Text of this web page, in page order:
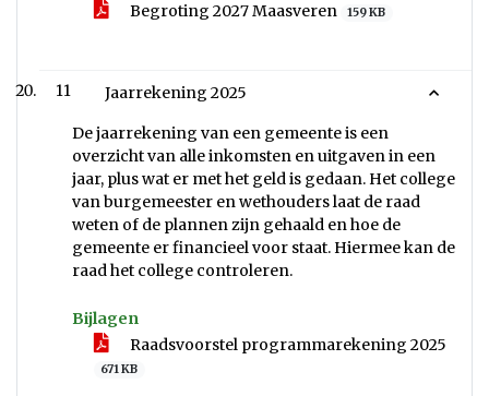
Begroting 2027 Maasveren 159 KB
11 Jaarrekening 2025
De jaarrekening van een gemeente is een
overzicht van alle inkomsten en uitgaven in een
jaar, plus wat er met het geld is gedaan. Het college
van burgemeester en wethouders laat de raad
weten of de plannen zijn gehaald en hoe de
gemeente er financieel voor staat. Hiermee kan de
raad het college controleren.
Bijlagen
Raadsvoorstel programmarekening 2025
671 KB